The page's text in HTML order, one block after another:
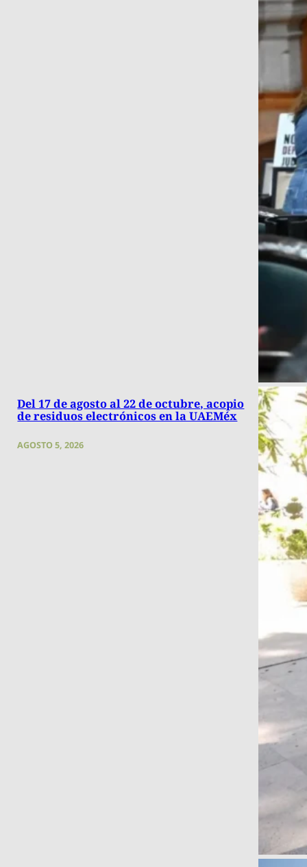
Del 17 de agosto al 22 de octubre, acopio
de residuos electrónicos en la UAEMéx
AGOSTO 5, 2026